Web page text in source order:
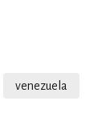
venezuela